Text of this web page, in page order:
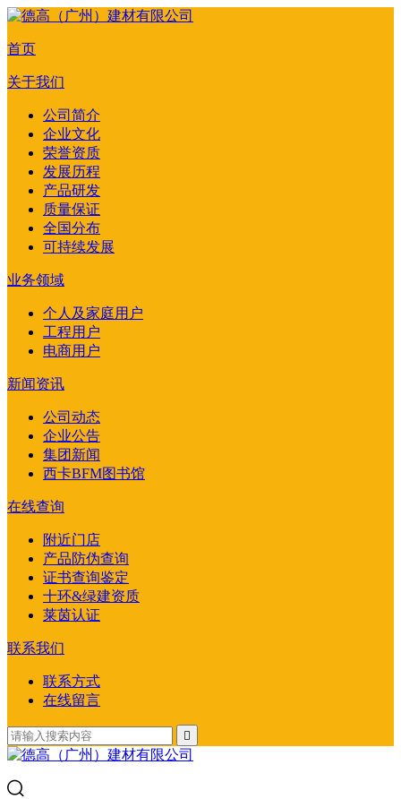
首页
关于我们
公司简介
企业文化
荣誉资质
发展历程
产品研发
质量保证
全国分布
可持续发展
业务领域
个人及家庭用户
工程用户
电商用户
新闻资讯
公司动态
企业公告
集团新闻
西卡BFM图书馆
在线查询
附近门店
产品防伪查询
证书查询鉴定
十环&绿建资质
莱茵认证
联系我们
联系方式
在线留言
